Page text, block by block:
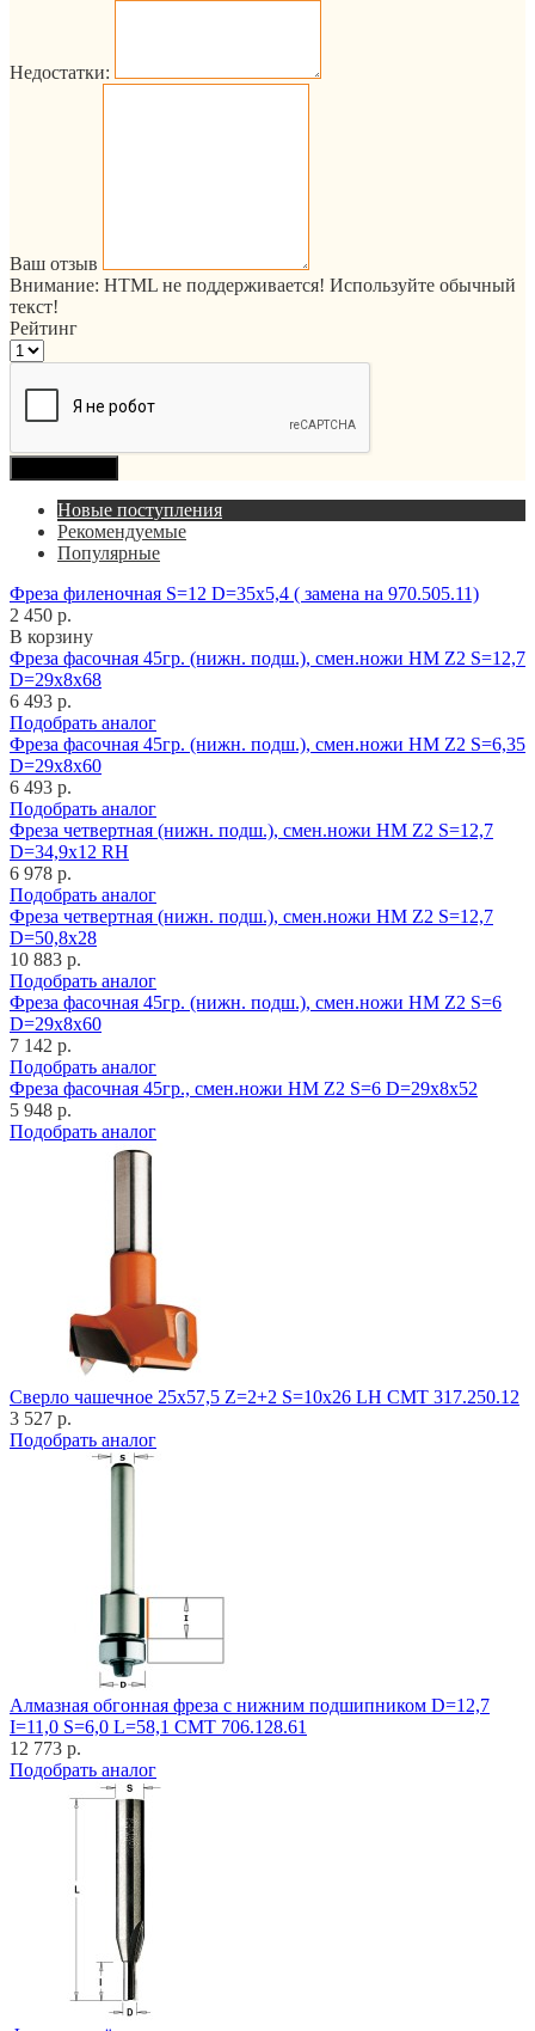
Недостатки:
Ваш отзыв
Внимание: HTML не поддерживается! Используйте обычный
текст!
Рейтинг
Новые поступления
Рекомендуемые
Популярные
Фреза филеночная S=12 D=35x5,4 ( замена на 970.505.11)
2 450 р.
В корзину
Фреза фасочная 45гр. (нижн. подш.), смен.ножи HM Z2 S=12,7
D=29x8x68
6 493 р.
Подобрать аналог
Фреза фасочная 45гр. (нижн. подш.), смен.ножи HM Z2 S=6,35
D=29x8x60
6 493 р.
Подобрать аналог
Фреза четвертная (нижн. подш.), смен.ножи HM Z2 S=12,7
D=34,9x12 RH
6 978 р.
Подобрать аналог
Фреза четвертная (нижн. подш.), смен.ножи HM Z2 S=12,7
D=50,8x28
10 883 р.
Подобрать аналог
Фреза фасочная 45гр. (нижн. подш.), смен.ножи HM Z2 S=6
D=29x8x60
7 142 р.
Подобрать аналог
Фреза фасочная 45гр., смен.ножи HM Z2 S=6 D=29x8x52
5 948 р.
Подобрать аналог
Cверло чашечное 25x57,5 Z=2+2 S=10x26 LH CMT 317.250.12
3 527 р.
Подобрать аналог
Алмазная обгонная фреза с нижним подшипником D=12,7
I=11,0 S=6,0 L=58,1 CMT 706.128.61
12 773 р.
Подобрать аналог